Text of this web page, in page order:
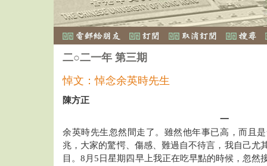
二○二一年 第三期
悼文：悼念余英時先生
陳方正
一
余英時先生忽然間走了。雖然他年事已高，而且
兆，大家的驚愕、傷感、難過自不待言，我自己尤
目。8月5日星期四早上我正在吃早點的時候，忽然